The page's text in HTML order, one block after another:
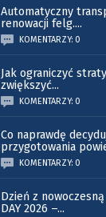
Automatyczny
renowacji felg....
KOMENTARZY: 0
Jak ograniczyć
zwiększyć...
KOMENTARZY: 0
Co naprawdę
przygotowania
KOMENTARZY: 0
Dzień z
DAY 2026 –...